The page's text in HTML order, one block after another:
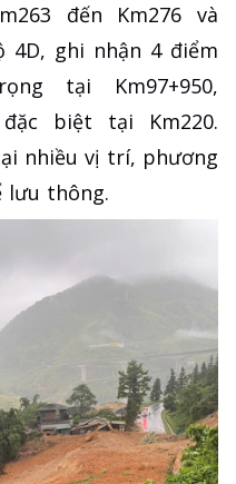
đến Km276 và
4D, ghi nhận 4 điểm
tại Km97+950,
đặc biệt tại Km220.
nhiều vị trí, phương
lưu thông.